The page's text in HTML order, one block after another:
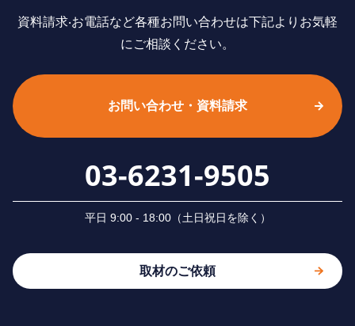
資料請求‧お電話など各種お問い合わせは下記よりお気軽
にご相談ください。
お問い合わせ・資料請求
03-6231-9505
平⽇ 9:00 - 18:00（⼟⽇祝⽇を除く）
取材のご依頼